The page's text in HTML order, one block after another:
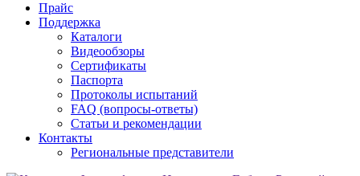
Прайс
Поддержка
Каталоги
Видеообзоры
Сертификаты
Паспорта
Протоколы испытаний
FAQ (вопросы-ответы)
Статьи и рекомендации
Контакты
Региональные представители